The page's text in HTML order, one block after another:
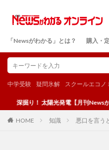
「Newsがわかる」とは？ 購入・
中学受験 疑問氷解 スクールエコノ
！ 太陽光発電【月刊Newsがわかる９
HOME 知識 悪口を言う